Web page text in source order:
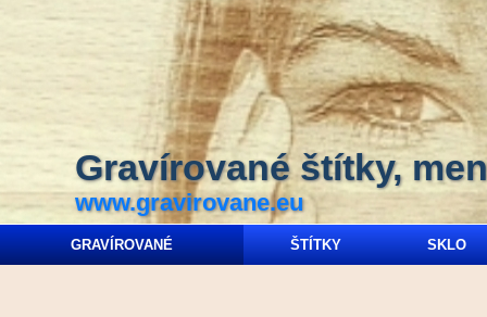
Gravírované štítky,
www.gravirovane.eu
GRAVÍROVANÉ ŠTÍTKY SKLO